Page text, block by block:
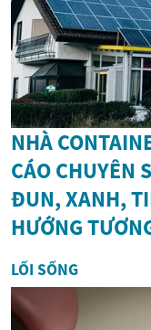
NHÀ
CÁO CHUYÊN
ĐUN, XANH,
HƯỚNG
LỐI SỐNG